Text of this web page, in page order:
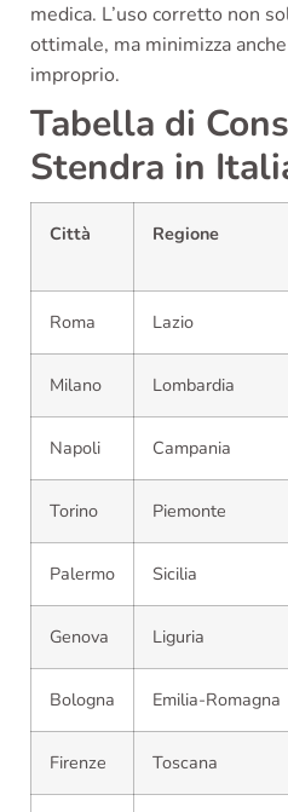
medica. L’uso corretto non
ottimale, ma minimizza
improprio.
Tabella di
Stendra in
Città Regione
Roma Lazio
Milano Lombardia
Napoli Campania
Torino Piemonte
Palermo Sicilia
Genova Liguria
Bologna Emilia-Romagna
Firenze Toscana